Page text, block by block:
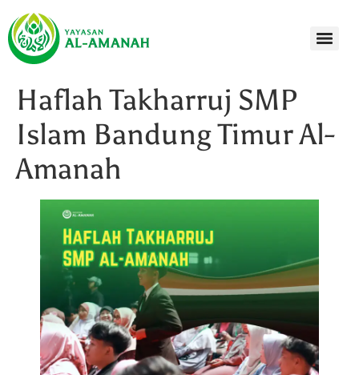
Haflah Takharruj SMP
Islam Bandung Timur Al-
Amanah